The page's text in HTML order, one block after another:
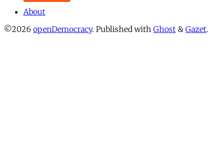
About
©2026 openDemocracy. Published with Ghost & Gazet.